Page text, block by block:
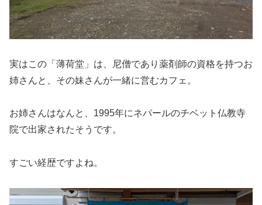
実はこの「薄荷堂」は、尼僧であり薬剤師の資格を持つお
姉さんと、その妹さんが一緒に営むカフェ。
お姉さんはなんと、1995年にネパールのチベット仏教寺
院で出家されたそうです。
すごい経歴ですよね。